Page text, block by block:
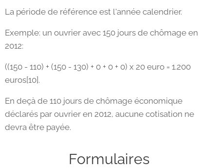
La période de référence est l'année calendrier.
Exemple: un ouvrier avec 150 jours de chômage en
2012:
((150 - 110) + (150 - 130) + 0 + 0 + 0) x 20 euro = 1.200
euros[10].
En deçà de 110 jours de chômage économique
déclarés par ouvrier en 2012, aucune cotisation ne
devra être payée.
Formulaires